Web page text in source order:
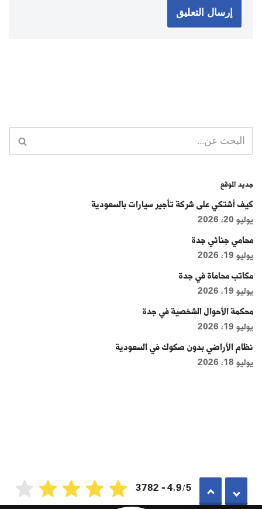
جديد الموقع
كيف أشتكي على شركة تأجير سيارات بالسعودية
يوليو 20, 2026
محامي جنائي جدة
يوليو 19, 2026
مكاتب محاماة في جدة
يوليو 19, 2026
محكمة الأحوال الشخصية في جدة
يوليو 19, 2026
نظام الأراضي بدون صكوك في السعودية
يوليو 18, 2026
4.9/5 - 3782